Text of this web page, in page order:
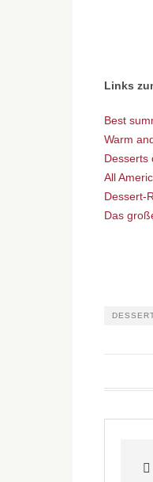
Links
Best
Warm
Desserts
All
Dessert-
Das